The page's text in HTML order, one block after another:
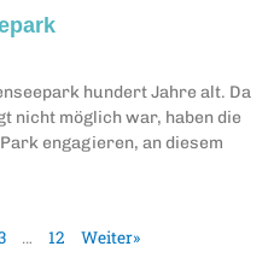
hundert Jahre alt. Da
nicht möglich war, haben die
engagieren, an diesem
… 12 Weiter»